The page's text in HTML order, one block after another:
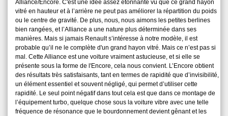
Alliance/Encore. C'est une idée assez étonnante vu que ce grand hayon
vitré en hauteur et à l’arrière ne peut pas améliorer la répartition du poids
ou le centre de gravité. De plus, nous, nous aimons les petites berlines
bien rangées, et l’Alliance a une nature plus déterminée dans ses
manières. Mais si jamais Renault s’intéresse à notre modèle, il est
probable qu’il ne le complète d'un grand hayon vitré. Mais ce n’est pas si
mal. Cette Alliance est une voiture vraiment astucieuse, et si elle se
présente sous la forme de l'Encore, cela nous convient. L’Encore obtient
des résultats très satisfaisants, tant en termes de rapidité que d’invisibilité,
un élément essentiel et souvent négligé, qui permet d’utiliser cette
rapidité. Le seul point négatif dans tout cela est que dans ce montage de
l’équipement turbo, quelque chose sous la voiture vibre avec une telle
fréquence de résonance que le bourdonnement devient gênant et les